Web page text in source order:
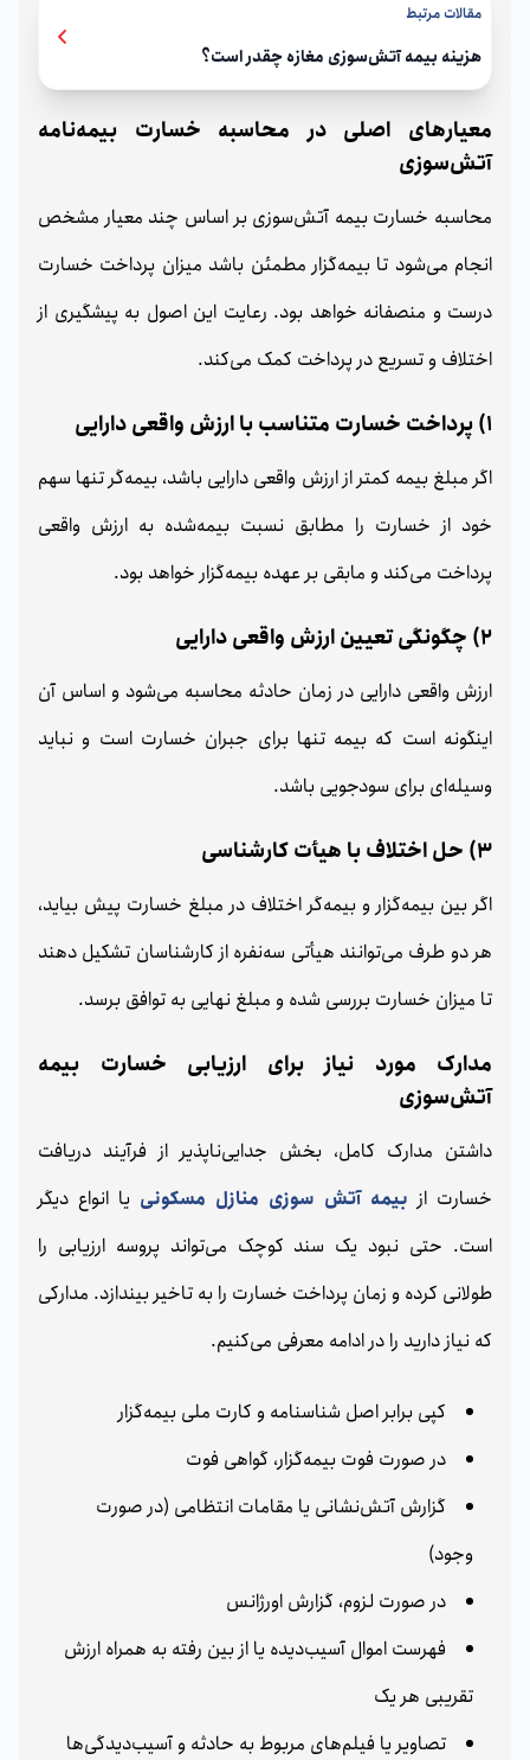
مقالات مرتبط
هزینه بیمه آتش‌سوزی مغازه چقدر است؟
معیارهای اصلی در محاسبه خسارت بیمه‌نامه
آتش‌سوزی
محاسبه خسارت بیمه آتش‌سوزی بر اساس چند معیار مشخص
انجام می‌شود تا بیمه‌گزار مطمئن باشد میزان پرداخت خسارت
درست و منصفانه خواهد بود. رعایت این اصول به پیشگیری از
اختلاف و تسریع در پرداخت کمک می‌کند.
1) پرداخت خسارت متناسب با ارزش واقعی دارایی
اگر مبلغ بیمه کمتر از ارزش واقعی دارایی باشد، بیمه‌گر تنها سهم
خود از خسارت را مطابق نسبت بیمه‌شده به ارزش واقعی
پرداخت می‌کند و مابقی بر عهده بیمه‌گزار خواهد بود.
2) چگونگی تعیین ارزش واقعی دارایی
ارزش واقعی دارایی در زمان حادثه محاسبه می‌شود و اساس آن
اینگونه است که بیمه تنها برای جبران خسارت است و نباید
وسیله‌ای برای سودجویی باشد.
3) حل اختلاف با هیأت کارشناسی
اگر بین بیمه‌گزار و بیمه‌گر اختلاف در مبلغ خسارت پیش بیاید،
هر دو طرف می‌توانند هیأتی سه‌نفره از کارشناسان تشکیل دهند
تا میزان خسارت بررسی شده و مبلغ نهایی به توافق برسد.
مدارک مورد نیاز برای ارزیابی خسارت بیمه
آتش‌سوزی
داشتن مدارک کامل، بخش جدایی‌ناپذیر از فرآیند دریافت
خسارت از بیمه آتش‌ سوزی منازل مسکونی یا انواع دیگر
است. حتی نبود یک سند کوچک می‌تواند پروسه ارزیابی را
طولانی کرده و زمان پرداخت خسارت را به تاخیر بیندازد. مدارکی
که نیاز دارید را در ادامه معرفی می‌کنیم.
کپی برابر اصل شناسنامه و کارت ملی بیمه‌گزار
در صورت فوت بیمه‌گزار، گواهی فوت
گزارش آتش‌نشانی یا مقامات انتظامی (در صورت
وجود)
در صورت لزوم، گزارش اورژانس
فهرست اموال آسیب‌دیده یا از بین رفته به همراه ارزش
تقریبی هر یک
تصاویر یا فیلم‌های مربوط به حادثه و آسیب‌دیدگی‌ها